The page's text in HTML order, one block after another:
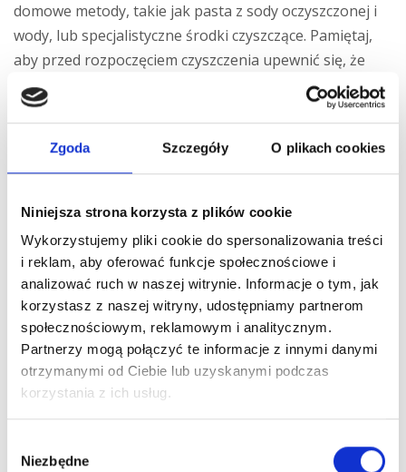
Zgoda Szczegóły O plikach cookies
Niniejsza strona korzysta z plików cookie
Wykorzystujemy pliki cookie do spersonalizowania treści
i reklam, aby oferować funkcje społecznościowe i
analizować ruch w naszej witrynie. Informacje o tym, jak
korzystasz z naszej witryny, udostępniamy partnerom
społecznościowym, reklamowym i analitycznym.
Partnerzy mogą połączyć te informacje z innymi danymi
otrzymanymi od Ciebie lub uzyskanymi podczas
korzystania z ich usług.
zgody
Niezbędne
domowe metody, takie jak pasta z sody oczyszczonej i
wody, lub specjalistyczne środki czyszczące. Pamiętaj,
aby przed rozpoczęciem czyszczenia upewnić się, że
piekarnik jest wyłączony i całkowicie chłodny. Następnie
dokładnie nałóż wybrany środek czyszczący na
zakończeniu przetrzyj wilgotną szmatką.
Jak wyczyścić piekarnik z
termoobiegiem?
Czyszczenie piekarnika z termoobiegiem nie różni się
znacząco od metod stosowanych dla standardowych
piekarników elektrycznych. Kluczowe jest dokładne
usunięcie wszelkich resztek jedzenia i tłuszczu, które
mogą zakłócać prawidłowy obieg powietrza. Możesz
użyć sody oczyszczonej, roztworu octu, czy specjalnych
środków do czyszczenia piekarników, pamiętając o
wentylatora.